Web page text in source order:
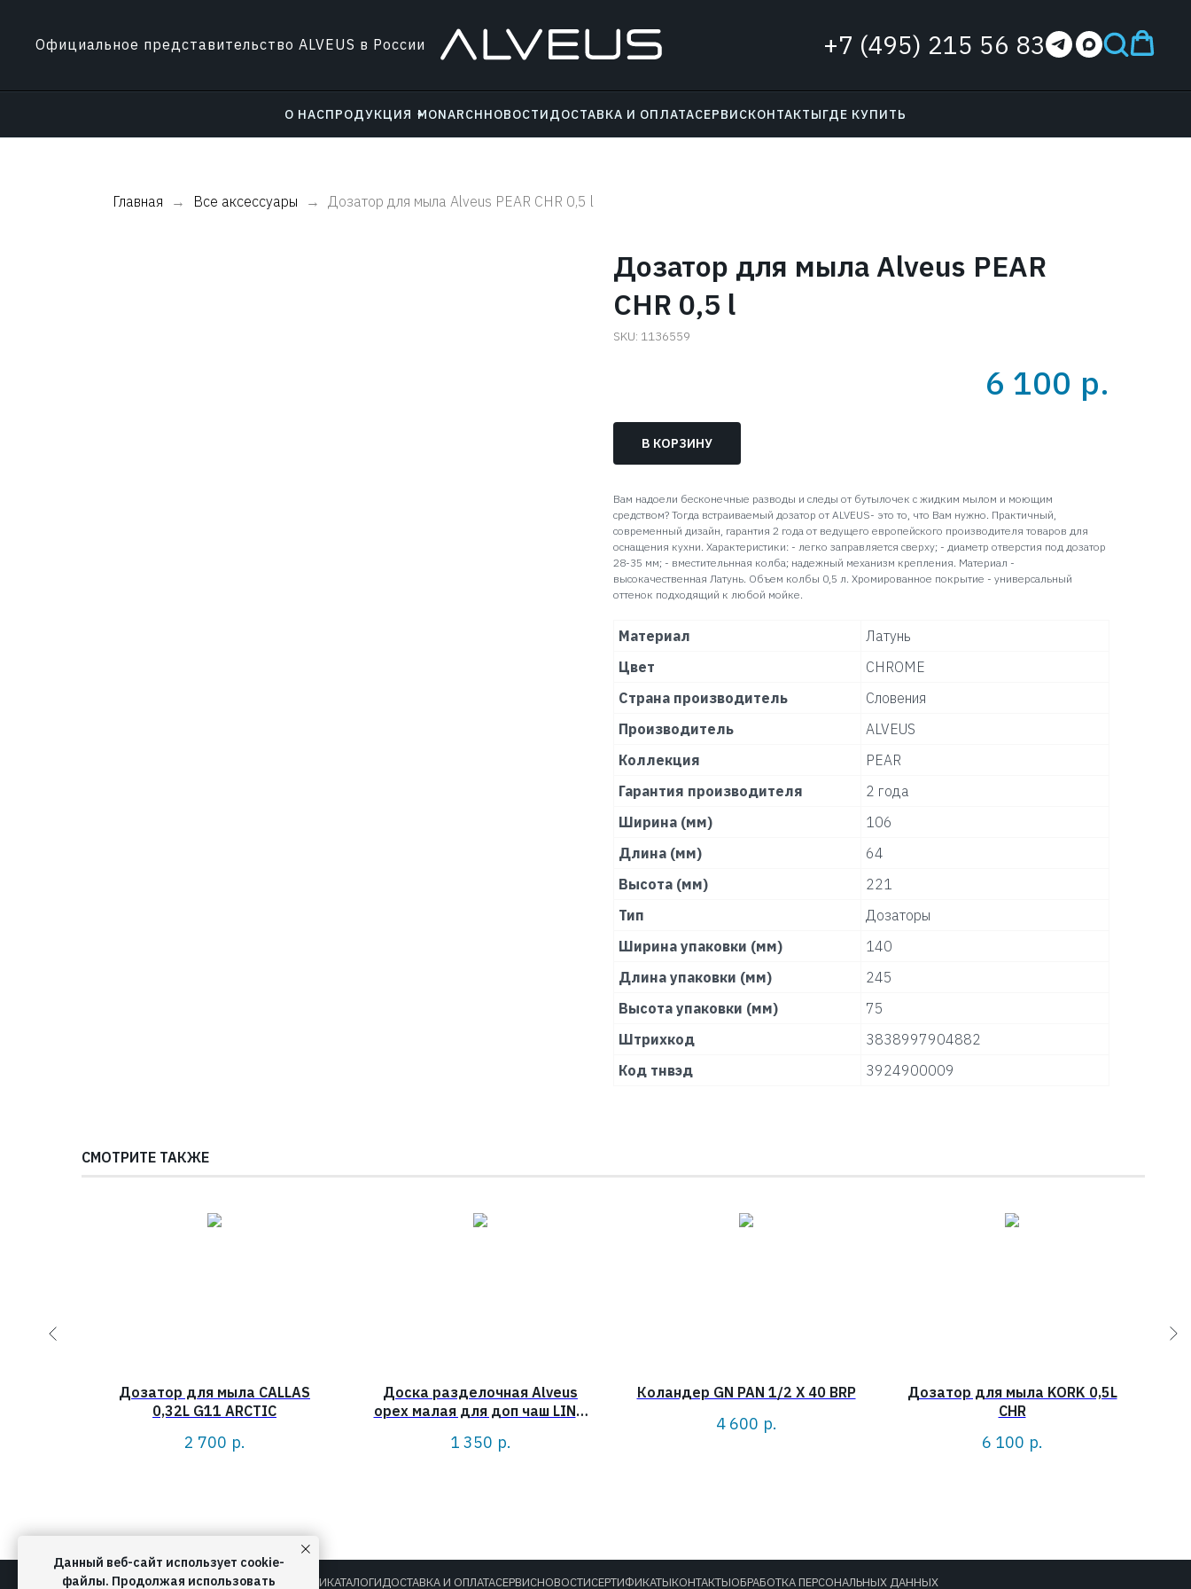
Официальное представительство ALVEUS в России +7 (495) 215 56 83
О НАСПРОДУКЦИЯ MONARCHНОВОСТИДОСТАВКА И ОПЛАТАСЕРВИСКОНТАКТЫГДЕ КУПИТЬ
Главная Все аксессуары Дозатор для мыла Alveus PEAR CHR 0,5 l
Дозатор для мыла Alveus PEAR
CHR 0,5 l
SKU: 1136559
6 100 р.
В КОРЗИНУ
Вам надоели бесконечные разводы и следы от бутылочек с жидким мылом и моющим
средством? Тогда встраиваемый дозатор от ALVEUS- это то, что Вам нужно. Практичный,
современный дизайн, гарантия 2 года от ведущего европейского производителя товаров для
оснащения кухни. Характеристики: - легко заправляется сверху; - диаметр отверстия под дозатор
28-35 мм; - вместительнная колба; надежный механизм крепления. Материал -
высокачественная Латунь. Объем колбы 0,5 л. Хромированное покрытие - универсальный
оттенок подходящий к любой мойке.
Материал
Латунь
Цвет
CHROME
Страна производитель
Словения
Производитель
ALVEUS
Коллекция
PEAR
Гарантия производителя
2 года
Ширина (мм)
106
Длина (мм)
64
Высота (мм)
221
Тип
Дозаторы
Ширина упаковки (мм)
140
Длина упаковки (мм)
245
Высота упаковки (мм)
75
Штрихкод
3838997904882
Код тнвэд
3924900009
СМОТРИТЕ ТАКЖЕ
Дозатор для мыла CALLAS
0,32L G11 ARCTIC
2 700 р.
Доска разделочная Alveus
орех малая для доп чаш LINE,
1 350 р.
Коландер GN PAN 1/2 X 40 BRP
4 600 р.
Дозатор для мыла KORK 0,5L
CHR
6 100 р.
О КОМПАНИИКАТАЛОГИДОСТАВКА И ОПЛАТАСЕРВИСНОВОСТИСЕРТИФИКАТЫКОНТАКТЫОБРАБОТКА ПЕРСОНАЛЬНЫХ ДАННЫХ
Данный веб-сайт использует cookie-
файлы. Продолжая использовать